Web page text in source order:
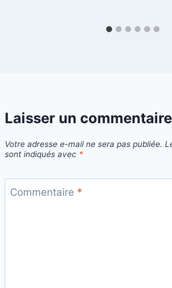
Laisser un commentaire
Votre adresse e-mail ne sera pas publiée.
sont indiqués avec *
Commentaire *